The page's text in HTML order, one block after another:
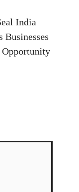
India
Businesses